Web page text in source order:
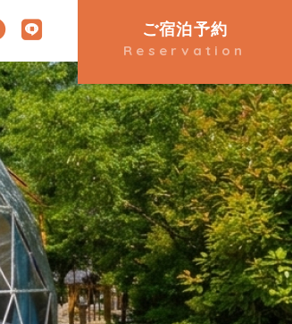
ご宿泊予約
Reservation
FAQ